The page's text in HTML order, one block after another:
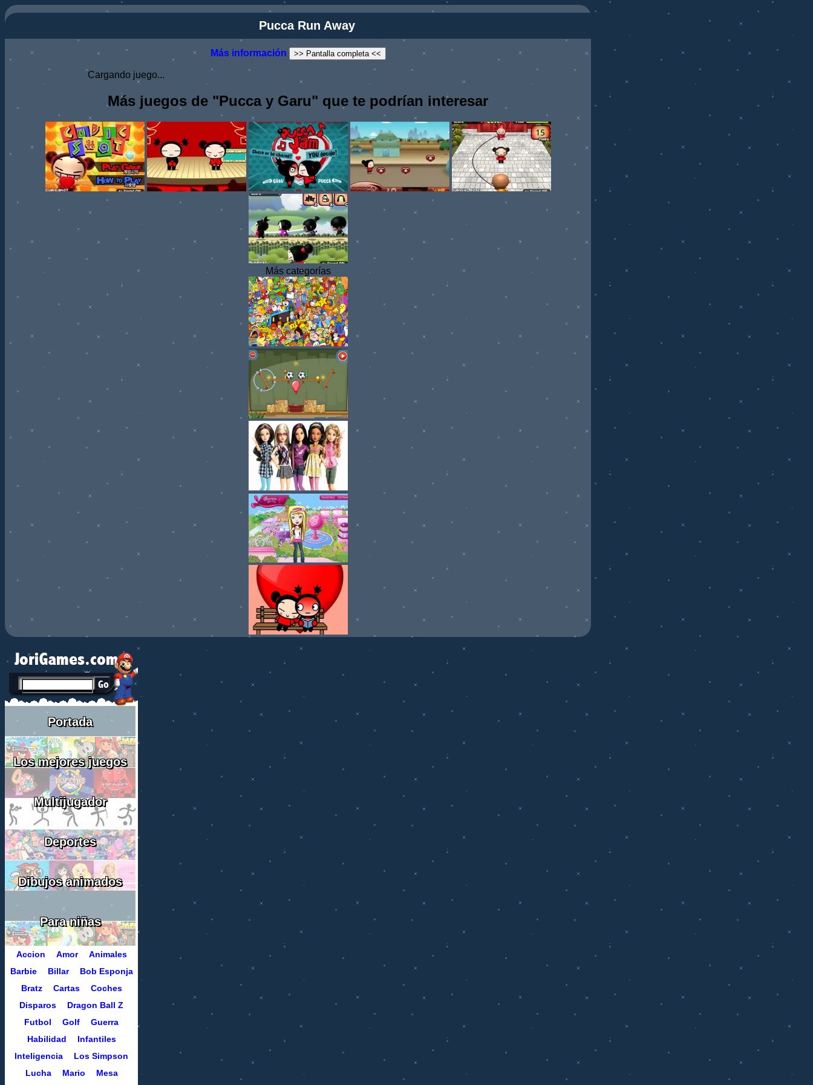
Pucca Run Away
Más información >> Pantalla completa <<
Cargando juego...
Más juegos de "Pucca y Garu" que te podrían interesar
Más categorías
Portada
Los mejores juegos
Multijugador
Deportes
Dibujos animados
Para niñas
Accion Amor
Animales
Barbie
Billar
Bob Esponja
Bratz
Cartas
Coches
Disparos
Dragon Ball Z
Futbol
Golf
Guerra
Habilidad
Infantiles
Inteligencia
Los Simpson
Lucha
Mario
Mesa